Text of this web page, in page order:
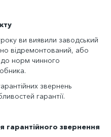
ви виявили заводський
відремонтований, або
до норм чинного
звернень
гарантії.
звернення